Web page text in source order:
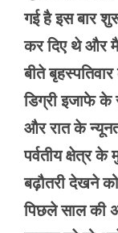
गई है इस बार
कर दिए थे और
बीते
डिग्री इजाफे के
और रात के
पर्वतीय क्षेत्र के
बढ़ौतरी देखने
पिछले साल की